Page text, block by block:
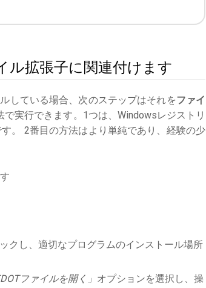
ル拡張子に関連付けます
している場合、次のステップはそれをファイ
実行できます。1つは、Windowsレジストリ
。 2番目の方法はより単純であり、経験の少
クし、適切なプログラムのインストール場所
ファイルを開く」 オプションを選択し、操